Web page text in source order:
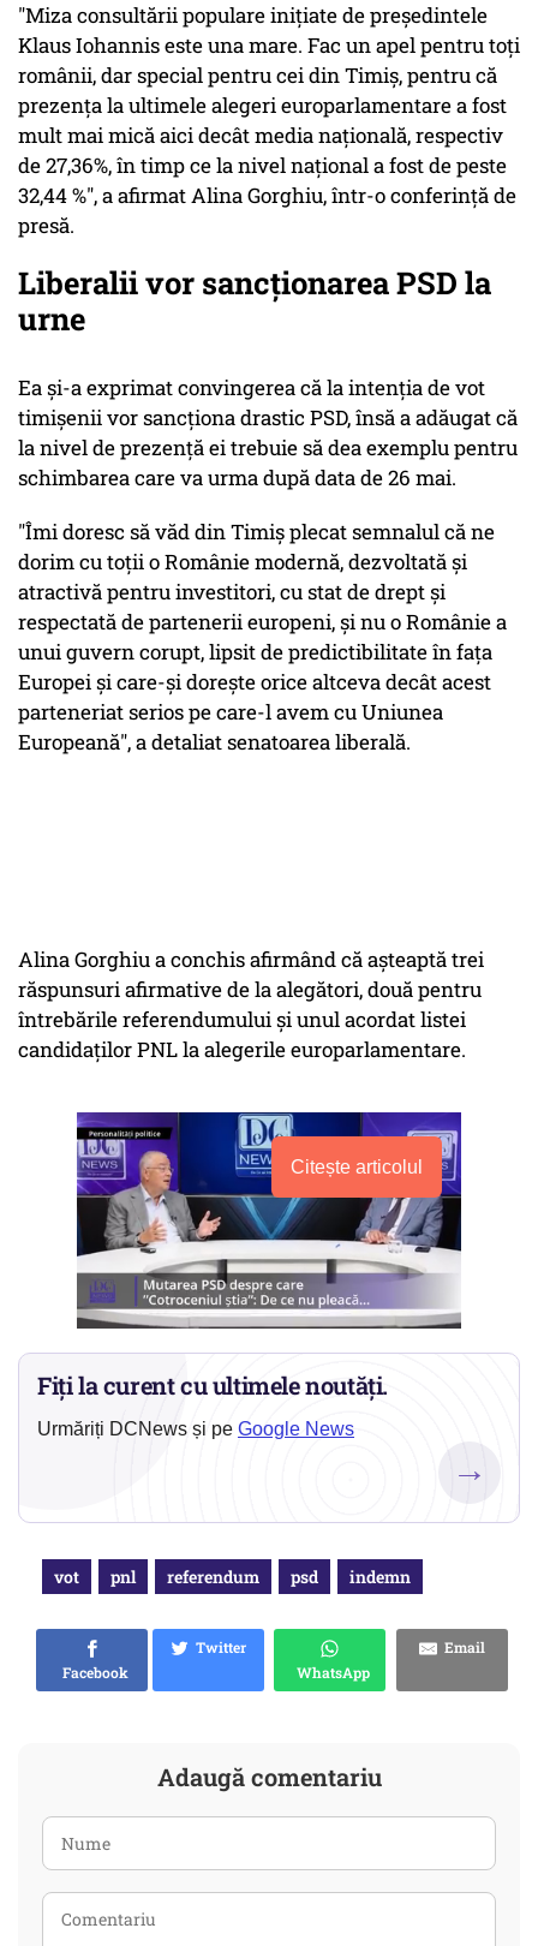
"Miza consultării populare iniţiate de preşedintele
Klaus Iohannis este una mare. Fac un apel pentru toţi
românii, dar special pentru cei din Timiş, pentru că
prezenţa la ultimele alegeri europarlamentare a fost
mult mai mică aici decât media naţională, respectiv
de 27,36%, în timp ce la nivel naţional a fost de peste
32,44 %", a afirmat Alina Gorghiu, într-o conferinţă de
presă.
Liberalii vor sancţionarea PSD la
urne
Ea şi-a exprimat convingerea că la intenţia de vot
timişenii vor sancţiona drastic PSD, însă a adăugat că
la nivel de prezenţă ei trebuie să dea exemplu pentru
schimbarea care va urma după data de 26 mai.
"Îmi doresc să văd din Timiş plecat semnalul că ne
dorim cu toţii o Românie modernă, dezvoltată şi
atractivă pentru investitori, cu stat de drept şi
respectată de partenerii europeni, şi nu o Românie a
unui guvern corupt, lipsit de predictibilitate în faţa
Europei şi care-şi doreşte orice altceva decât acest
parteneriat serios pe care-l avem cu Uniunea
Europeană", a detaliat senatoarea liberală.
Alina Gorghiu a conchis afirmând că aşteaptă trei
răspunsuri afirmative de la alegători, două pentru
întrebările referendumului şi unul acordat listei
candidaţilor PNL la alegerile europarlamentare.
Citește articolul
Fiți la curent cu ultimele noutăți.
Urmăriți DCNews și pe Google News
→
vot pnl referendum psd indemn
Facebook
Twitter
WhatsApp
Email
Adaugă comentariu